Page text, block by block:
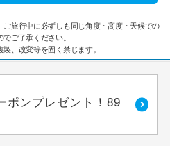
旅行中に必ずしも同じ角度・高度・天候での
ご了承ください。
、改変等を固く禁じます。
ポンプレゼント！89